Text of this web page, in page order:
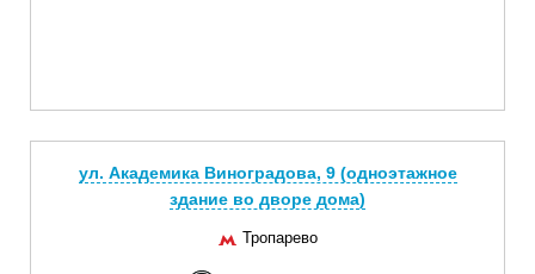
ул. Академика Виноградова, 9 (одноэтажное
здание во дворе дома)
Тропарево